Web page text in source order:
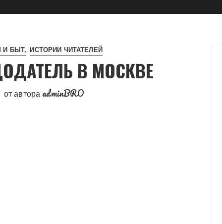
И БЫТ ИСТОРИИ ЧИТАТЕЛЕЙ
В МОСКВЕ
от автора adminBRO